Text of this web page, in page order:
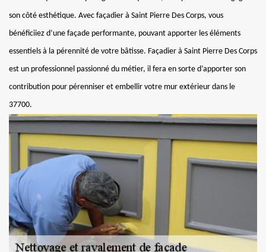
son côté esthétique. Avec façadier à Saint Pierre Des Corps, vous
bénéficiiez d’une façade performante, pouvant apporter les éléments
essentiels à la pérennité de votre bâtisse. Façadier à Saint Pierre Des Corps
est un professionnel passionné du métier, il fera en sorte d’apporter son
contribution pour pérenniser et embellir votre mur extérieur dans le
37700.